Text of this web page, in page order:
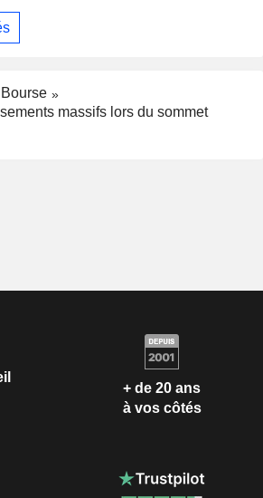
massifs lors du sommet
+ de 20 ans
à vos côtés